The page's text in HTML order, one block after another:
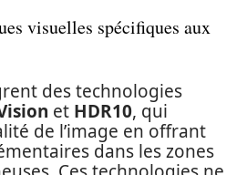
visuelles spécifiques aux
des technologies
et HDR10, qui
de l’image en offrant
dans les zones